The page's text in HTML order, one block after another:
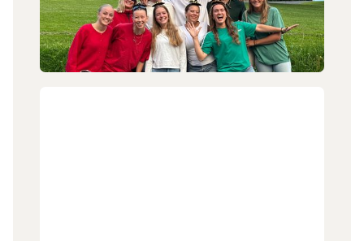
Emilie Daland (22) og teamet hun har ledet i
Mexico er nå tilbake i Norge eller sine forskjellige
hjemland etter avsluttet tjeneste.